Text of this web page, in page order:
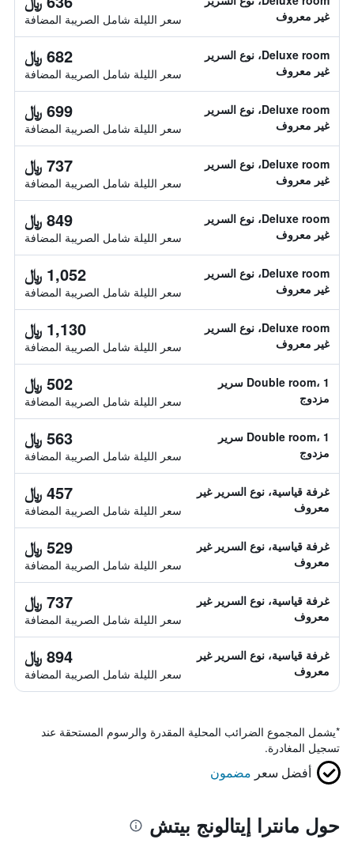
غير معروف
سعر الليلة شامل الصريبة المضافة
Deluxe room، نوع السرير
غير معروف
682 ﷼
سعر الليلة شامل الصريبة المضافة
Deluxe room، نوع السرير
غير معروف
699 ﷼
سعر الليلة شامل الصريبة المضافة
Deluxe room، نوع السرير
غير معروف
737 ﷼
سعر الليلة شامل الصريبة المضافة
Deluxe room، نوع السرير
غير معروف
849 ﷼
سعر الليلة شامل الصريبة المضافة
Deluxe room، نوع السرير
غير معروف
1,052 ﷼
سعر الليلة شامل الصريبة المضافة
Deluxe room، نوع السرير
غير معروف
1,130 ﷼
سعر الليلة شامل الصريبة المضافة
Double room، 1 سرير
مزدوج
502 ﷼
سعر الليلة شامل الصريبة المضافة
Double room، 1 سرير
مزدوج
563 ﷼
سعر الليلة شامل الصريبة المضافة
غرفة قياسية، نوع السرير غير
معروف
457 ﷼
سعر الليلة شامل الصريبة المضافة
غرفة قياسية، نوع السرير غير
معروف
529 ﷼
سعر الليلة شامل الصريبة المضافة
غرفة قياسية، نوع السرير غير
معروف
737 ﷼
سعر الليلة شامل الصريبة المضافة
غرفة قياسية، نوع السرير غير
معروف
894 ﷼
سعر الليلة شامل الصريبة المضافة
*يشمل المجموع الضرائب المحلية المقدرة والرسوم المستحقة عند
تسجيل المغادرة.
أفضل سعر مضمون
حول مانترا إيتالونج بيتش